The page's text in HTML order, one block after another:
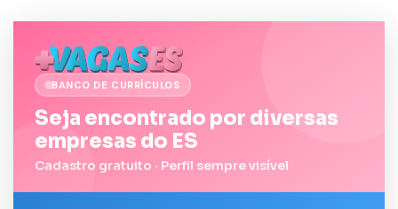
BANCO DE CURRÍCULOS
Seja encontrado por diversas
empresas do ES
Cadastro gratuito · Perfil sempre visível